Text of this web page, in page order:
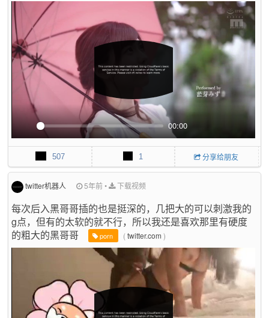
c
r
e
P
l
y
00:00
M
u
e
P
I
P
E
n
e
u
l
r
e
507 1 分享给朋友
twitter机器人 5年前• 下载视频
每次后入黑哥哥插的也是挺深的，几把大的可以刺激我的
g点，但有的太软的就不行，所以我还是喜欢那里有硬度
的粗大的黑哥哥
porn (twitter.com)